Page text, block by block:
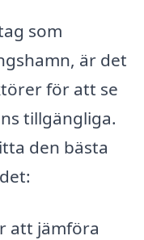
som
är det
för att se
tillgängliga.
den bästa
att jämföra